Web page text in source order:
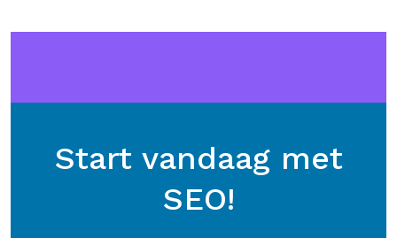
Start vandaag met
SEO!